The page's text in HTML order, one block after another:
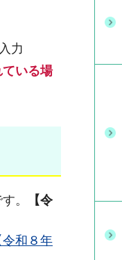
力
いる場
。 【令
和８年